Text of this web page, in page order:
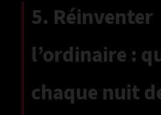
5. Réinventer
l’ordinaire :
chaque nuit